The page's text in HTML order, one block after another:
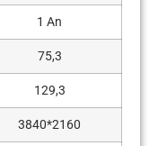
1 An
75,3
129,3
3840*2160